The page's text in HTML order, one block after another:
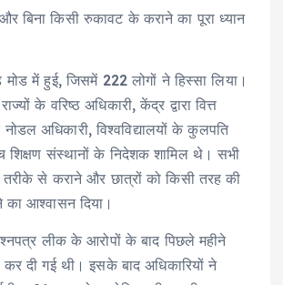
और बिना किसी रुकावट के कराने का पूरा ध्यान
मोड में हुई, जिसमें 222 लोगों ने हिस्सा लिया।
के वरिष्ठ अधिकारी, केंद्र द्वारा वित्त
अधिकारी, विश्वविद्यालयों के कुलपति
संस्थानों के निदेशक शामिल थे। सभी
तरीके से कराने और छात्रों को किसी तरह की
का आश्वासन दिया।
लीक के आरोपों के बाद पिछले महीने
कर दी गई थी। इसके बाद अधिकारियों ने